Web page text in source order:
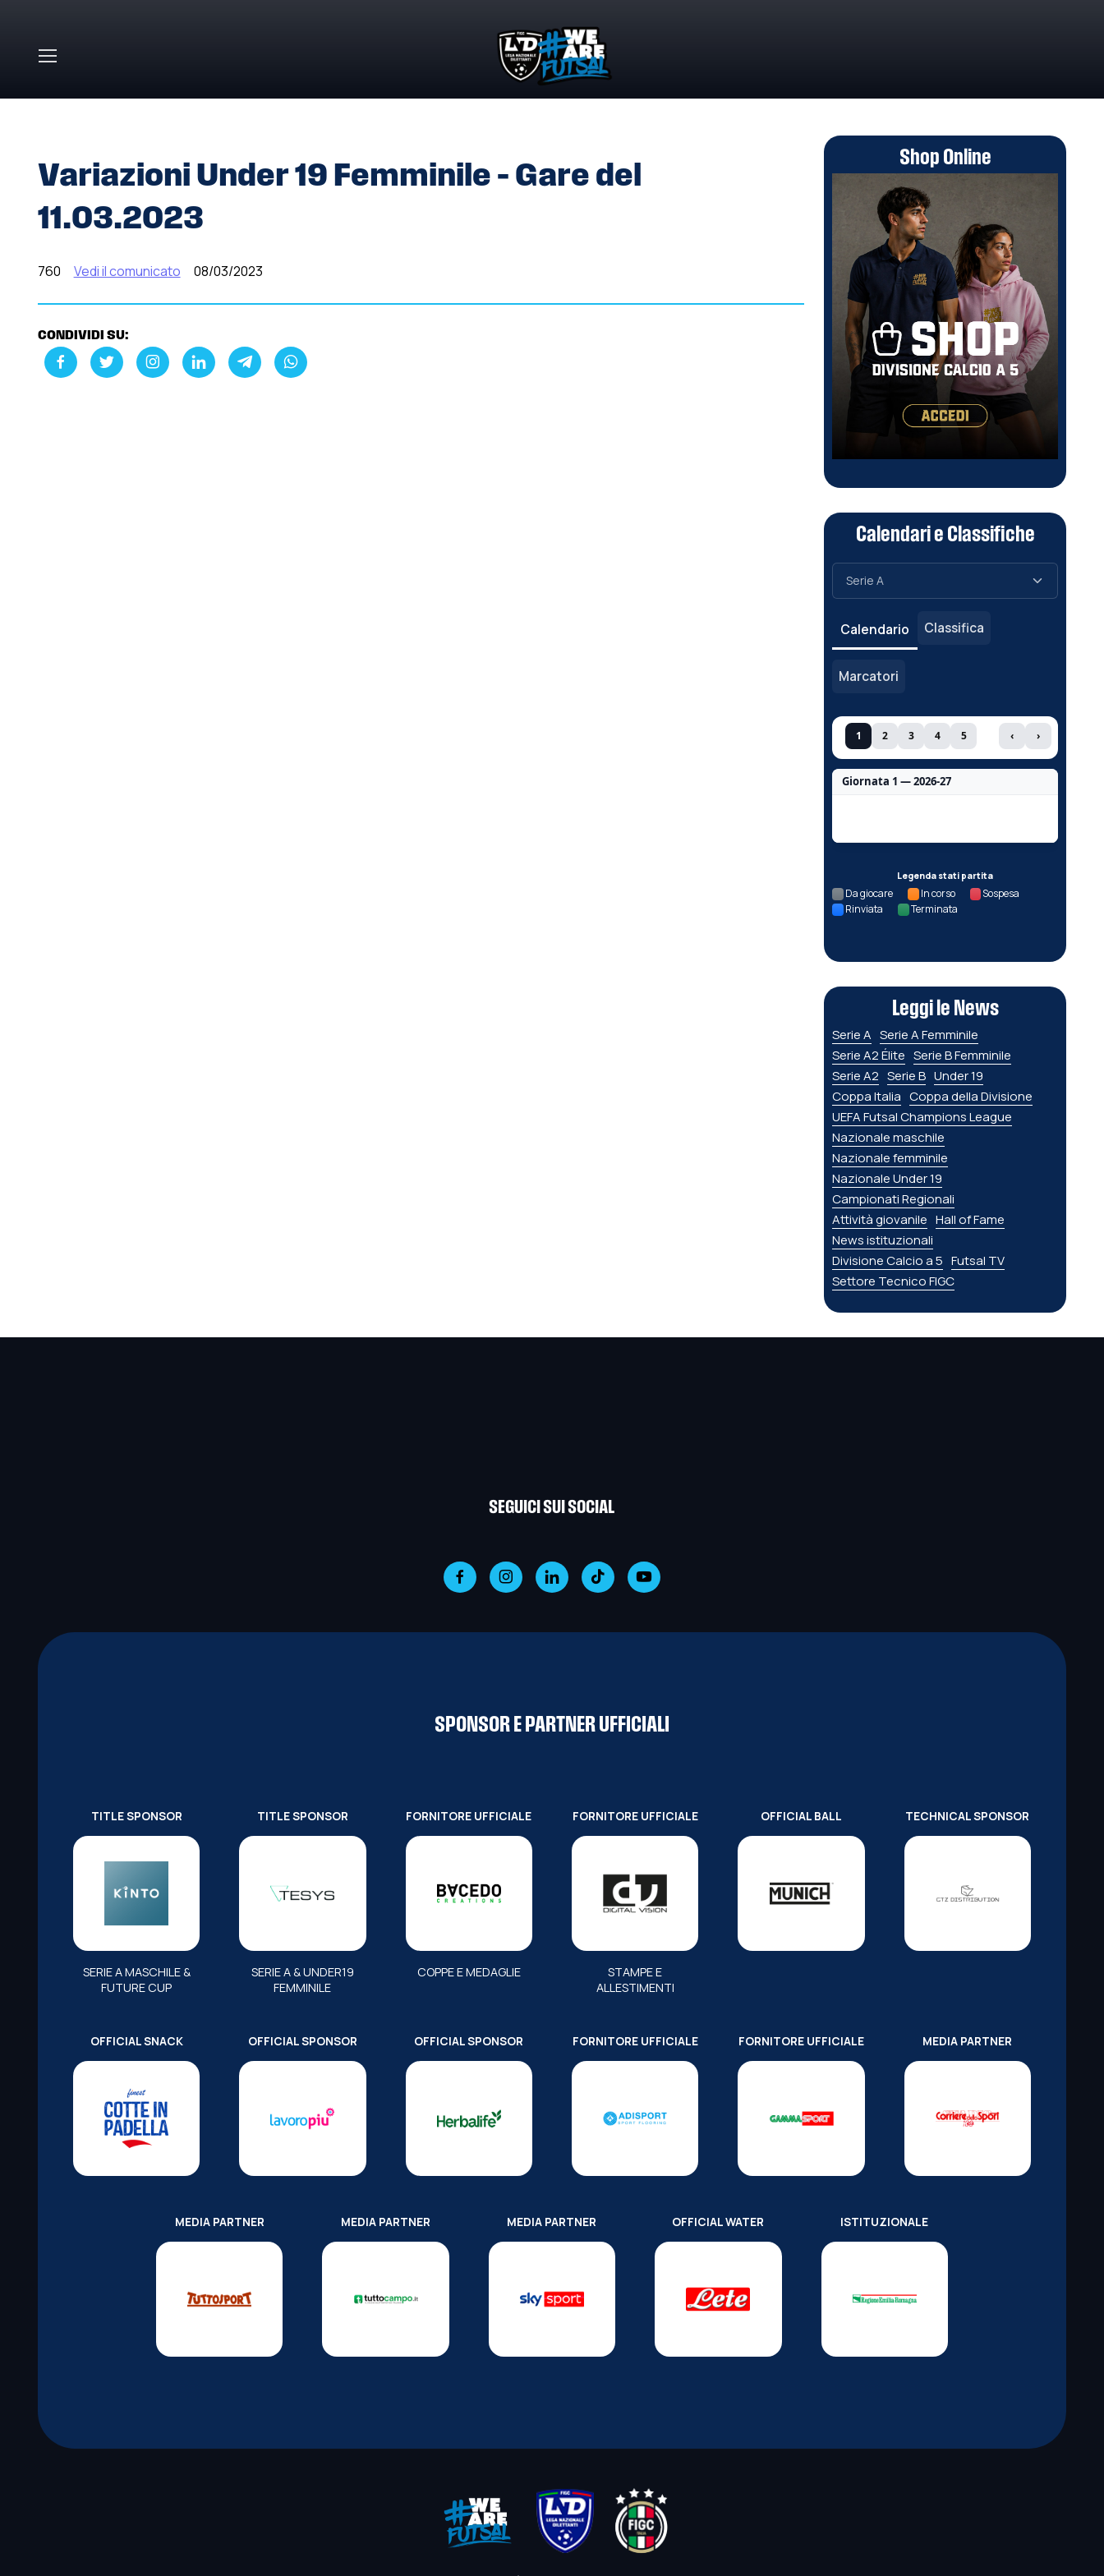
Variazioni Under 19 Femminile – Gare del
11.03.2023
760 Vedi il comunicato 08/03/2023
CONDIVIDI SU:
Shop Online
Calendari e Classifiche
Calendario Classifica
Marcatori
1 2 3 4 5 ‹ ›
Giornata 1 — 2026-27
Legenda stati partita
Da giocare In corso
Sospesa
Rinviata
Terminata
Leggi le News
Serie A Serie A Femminile
Serie A2 Élite Serie B Femminile
Serie A2 Serie B Under 19
Coppa Italia Coppa della Divisione
UEFA Futsal Champions League
Nazionale maschile
Nazionale femminile
Nazionale Under 19
Campionati Regionali
Attività giovanile Hall of Fame
News istituzionali
Divisione Calcio a 5 Futsal TV
Settore Tecnico FIGC
SEGUICI SUI SOCIAL
SPONSOR E PARTNER UFFICIALI
TITLE SPONSOR
SERIE A MASCHILE &
FUTURE CUP
TITLE SPONSOR
SERIE A & UNDER19
FEMMINILE
FORNITORE UFFICIALE
COPPE E MEDAGLIE
FORNITORE UFFICIALE
STAMPE E
ALLESTIMENTI
OFFICIAL BALL TECHNICAL SPONSOR
OFFICIAL SNACK OFFICIAL SPONSOR OFFICIAL SPONSOR FORNITORE UFFICIALE FORNITORE UFFICIALE MEDIA PARTNER
MEDIA PARTNER MEDIA PARTNER MEDIA PARTNER OFFICIAL WATER ISTITUZIONALE